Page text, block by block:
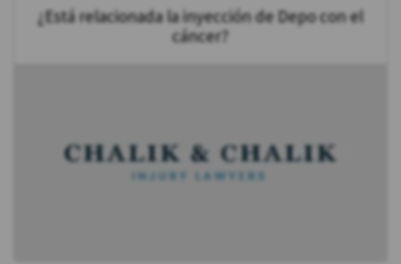
¿Está relacionada la inyección de Depo con el
cáncer?